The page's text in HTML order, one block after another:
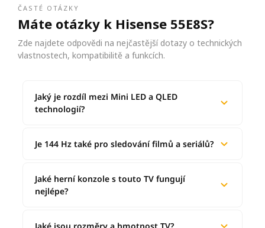
ČASTÉ OTÁZKY
Máte otázky k Hisense 55E8S?
Zde najdete odpovědi na nejčastější dotazy o technických
vlastnostech, kompatibilitě a funkcích.
Jaký je rozdíl mezi Mini LED a QLED
technologií?
Je 144 Hz také pro sledování filmů a seriálů?
Jaké herní konzole s touto TV fungují
nejlépe?